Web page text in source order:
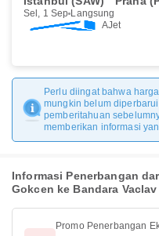
Sel, 1 Sep Langsung
AJet
Perlu diingat bahwa
mungkin belum
pemberitahuan
memberikan informasi
Informasi Penerbangan
Gokcen ke Bandara
Promo Penerbangan